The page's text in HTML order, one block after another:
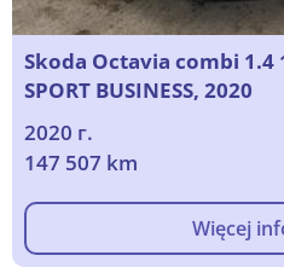
Skoda Octavia combi 1.4
SPORT BUSINESS, 2020
2020 г.
147 507 km
Więcej